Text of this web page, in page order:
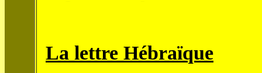
La lettre Hébraïque